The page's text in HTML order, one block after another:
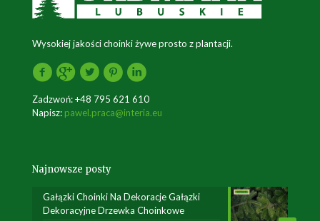
Wysokiej jakości choinki żywe prosto z plantacji.
Zadzwoń:+48 795 621 610
Napisz: pawel.praca@interia.eu
Najnowsze posty
Gałązki Choinki Na Dekoracje Gałązki
Dekoracyjne Drzewka Choinkowe